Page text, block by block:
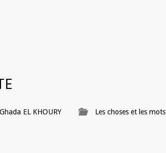
Ghada EL KHOURY Les choses et les mots